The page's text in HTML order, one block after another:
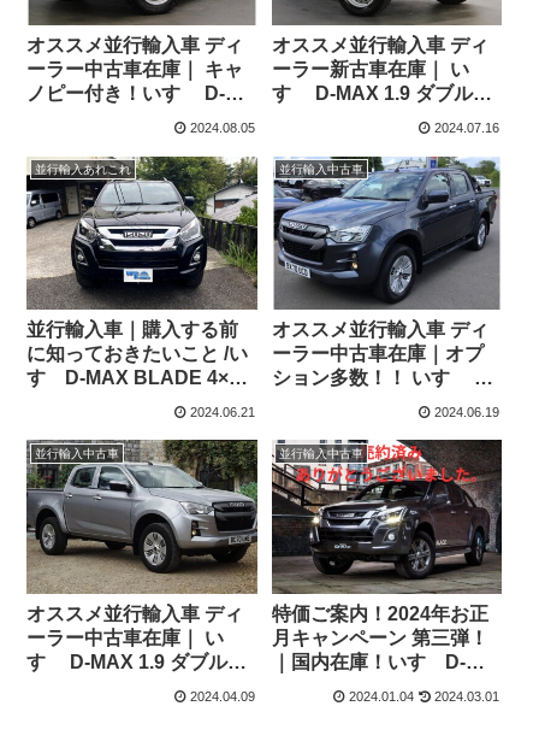
オススメ並行輸入車 ディ
ーラー中古車在庫｜ キャ
ノピー付き！いすゞ D-
MAX 1.9 ダブルキャブ
ル
2024.08.05
オススメ並行輸入車 ディ
ーラー新古車在庫｜ い
すゞ D-MAX 1.9 ダブルキ
ャブ Utility 4WD 6MT 右ハ
2024.07.16
並行輸入あれこれ
並行輸入車｜購入する前
に知っておきたいこと /い
すゞD-MAX BLADE 4×4
6AT 英国仕様右ハンドル
ました！
2024.06.21
並行輸入中古車
オススメ並行輸入車 ディ
ーラー中古車在庫｜オプ
ション多数！！ いすゞ D-
MAX 1.9 ダブルキャブ
ル
2024.06.19
並行輸入中古車
オススメ並行輸入車 ディ
ーラー中古車在庫｜ い
すゞ D-MAX 1.9 ダブルキ
ャブ DL20 4WD 6MT 右ハ
2024.04.09
並行輸入中古車
特価ご案内！2024年お正
月キャンペーン 第三弾！
｜国内在庫！いすゞD-
MAX BLADE 4×4 6AT 英
2024.01.04 2024.03.01